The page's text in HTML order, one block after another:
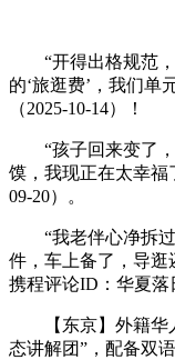
“开得出格规范，
的‘旅逛费’，我们
（2025-10-14）！
“孩子回来变了，
馍，我现正在太幸
09-20）。
“我老伴心净拆过
件，车上备了，导
携程评论ID：华夏落
【东京】外籍华人
态讲解团”，配备双